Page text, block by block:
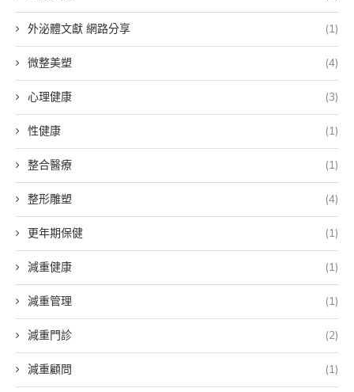
外泌體文獻 網路分享 (1)
微整美塑 (4)
心理健康 (3)
性健康 (1)
整合醫療 (1)
整形雕塑 (4)
更年期保健 (1)
減重健康 (1)
減重管理 (1)
減重門診 (2)
減重顧問 (1)